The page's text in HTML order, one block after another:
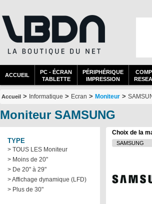
ACCUEIL
PC - ÉCRAN
TABLETTE
PÉRIPHÉRIQUE
IMPRESSION
Accueil > Informatique > Ecran > Moniteur >
Moniteur SAMSUNG
TYPE
> TOUS LES Moniteur
> Moins de 20"
> De 20" à 29"
> Affichage dynamique (LFD)
> Plus de 30"
Choix de la